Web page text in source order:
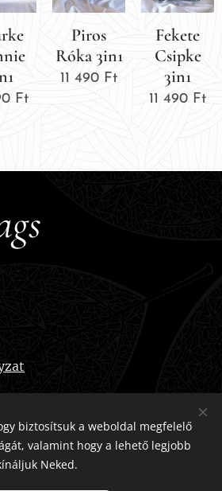
Ft
Piros
Róka 3in1
11 490 Ft
Fekete
Csipke
3in1
11 490 Ft
biztosítsuk a weboldal megfelelő
valamint hogy a lehető legjobb
Neked.